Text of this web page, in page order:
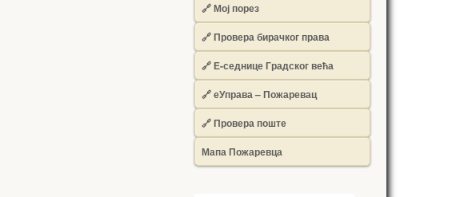
🔗 Мој порез
🔗 Провера бирачког права
🔗 Е-седнице Градског већа
🔗 еУправа – Пожаревац
🔗 Провера поште
Мапа Пожаревца